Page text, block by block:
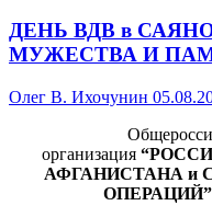
ДЕНЬ ВДВ в
МУЖЕСТВА И
Олег В. Ихочунин
организация
АФГАНИСТАНА и
ОПЕРАЦИЙ”